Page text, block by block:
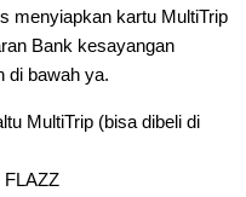
menyiapkan kartu MultiTrip
Bank kesayangan
di bawah ya.
MultiTrip (bisa dibeli di
FLAZZ